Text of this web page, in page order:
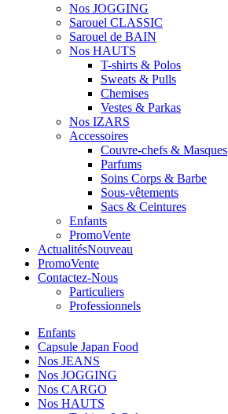
Nos JOGGING
Sarouel CLASSIC
Sarouel de BAIN
Nos HAUTS
T-shirts & Polos
Sweats & Pulls
Chemises
Vestes & Parkas
Nos IZARS
Accessoires
Couvre-chefs & Masques
Parfums
Soins Corps & Barbe
Sous-vêtements
Sacs & Ceintures
Enfants
PromoVente
ActualitésNouveau
PromoVente
Contactez-Nous
Particuliers
Professionnels
Enfants
Capsule Japan Food
Nos JEANS
Nos JOGGING
Nos CARGO
Nos HAUTS